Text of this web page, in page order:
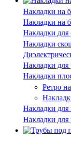
Накладки на
Накладки на
Накладки для
Накладки
Накладки для
Накладки
Ретро
Накладки для
Накладки для